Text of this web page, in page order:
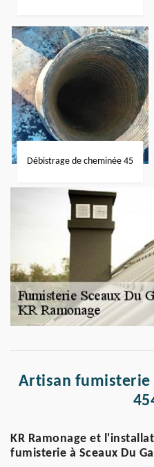
Débistrage de cheminée 45
Artisan fumisterie
KR Ramonage et
fumisterie à Sceaux Du